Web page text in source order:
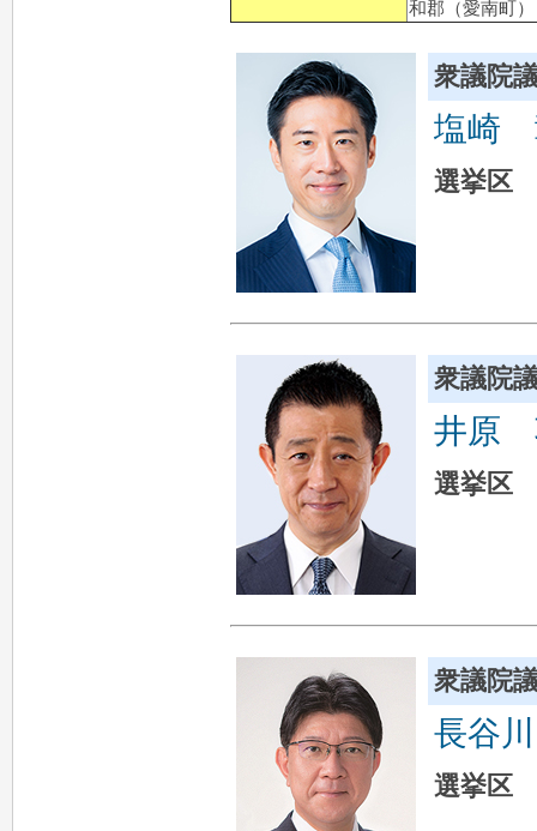
和郡（愛南町）
衆議院
塩崎
選挙区
衆議院
井原
選挙区
衆議院
長谷
選挙区